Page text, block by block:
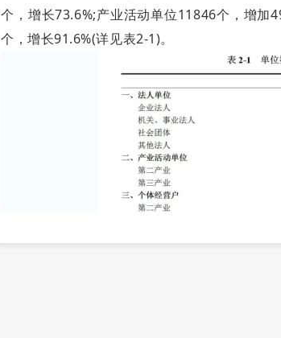
个，增长73.6%;产业活动单位11846个，增加
个，增长91.6%(详见表2-1)。